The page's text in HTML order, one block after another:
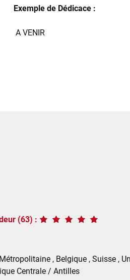
Exemple de Dédicace :
A VENIR
(63) :
, Belgique , Suisse ,
Centrale / Antilles